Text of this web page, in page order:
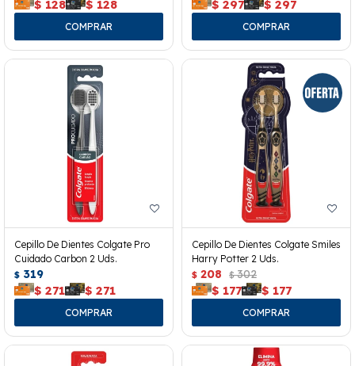
$ 128 $ 128 $ 297 $ 297
Cepillo De Dientes Colgate Pro
Cuidado Carbon 2 Uds.
$ 319
$ 271 $ 271
Cepillo De Dientes Colgate Smiles
Harry Potter 2 Uds.
$ 208 $ 302
$ 177 $ 177